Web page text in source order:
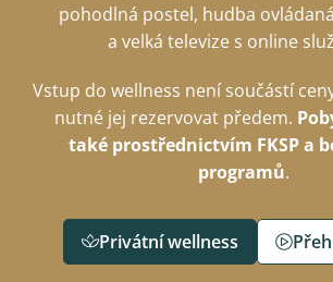
pohodlná postel, hudba
a velká televize s online
Vstup do wellness není součástí
nutné jej rezervovat předem.
také prostřednictvím FKSP a
programů.
Privátní wellness